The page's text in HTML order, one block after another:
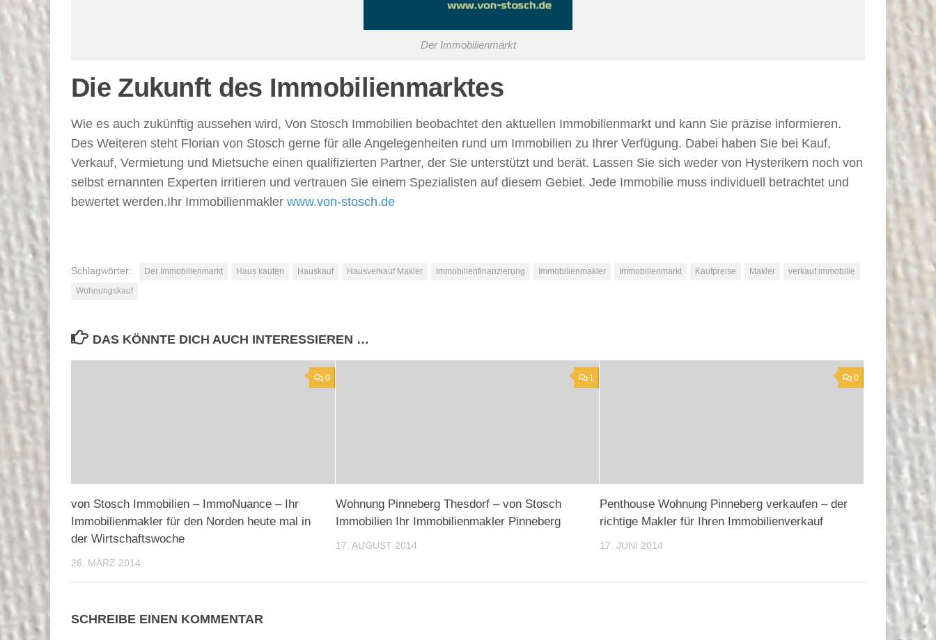
Der Immobilienmarkt
Die Zukunft des Immobilienmarktes
Wie es auch zukünftig aussehen wird, Von Stosch Immobilien beobachtet den aktuellen Immobilienmarkt und kann Sie präzise informieren.
Des Weiteren steht Florian von Stosch gerne für alle Angelegenheiten rund um Immobilien zu Ihrer Verfügung. Dabei haben Sie bei Kauf,
Verkauf, Vermietung und Mietsuche einen qualifizierten Partner, der Sie unterstützt und berät. Lassen Sie sich weder von Hysterikern noch von
selbst ernannten Experten irritieren und vertrauen Sie einem Spezialisten auf diesem Gebiet. Jede Immobilie muss individuell betrachtet und
bewertet werden.Ihr Immobilienmakler www.von-stosch.de
Schlagwörter: Der Immobilienmarkt Haus kaufen Hauskauf Hausverkauf Makler Immobilienfinanzierung Immobilienmakler Immobilienmarkt Kaufpreise Makler
verkauf immobilie
Wohnungskauf
DAS KÖNNTE DICH AUCH INTERESSIEREN …
0
von Stosch Immobilien – ImmoNuance – Ihr
Immobilienmakler für den Norden heute mal in
der Wirtschaftswoche
26. MÄRZ 2014
1
Wohnung Pinneberg Thesdorf – von Stosch
Immobilien Ihr Immobilienmakler Pinneberg
17. AUGUST 2014
0
Penthouse Wohnung Pinneberg verkaufen – der
richtige Makler für Ihren Immobilienverkauf
17. JUNI 2014
SCHREIBE EINEN KOMMENTAR